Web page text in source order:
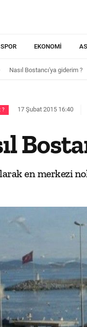
SPOR EKONOMI
Nasıl Bostancı'ya giderim ?
? 17 Şubat 2015 16:40
en merkezi